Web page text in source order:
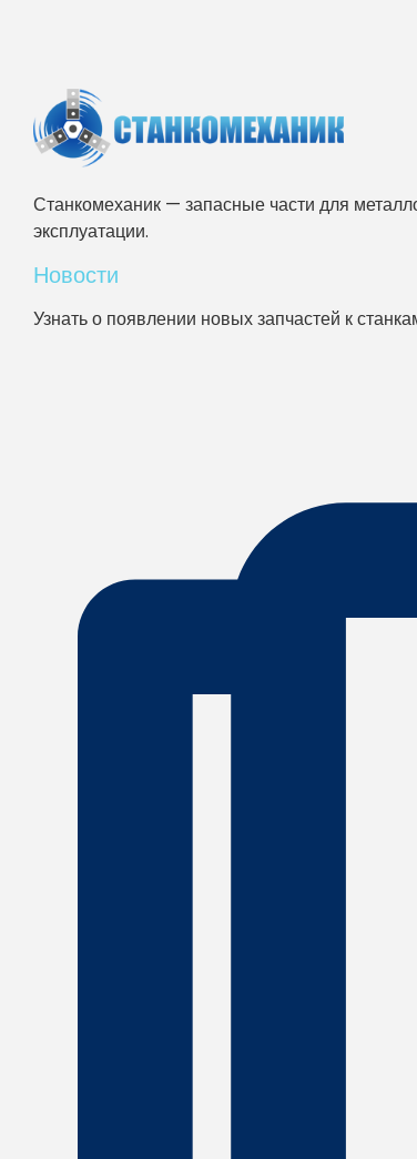
Станкомеханик — запасные части для
эксплуатации.
Новости
Узнать о появлении новых запчастей к